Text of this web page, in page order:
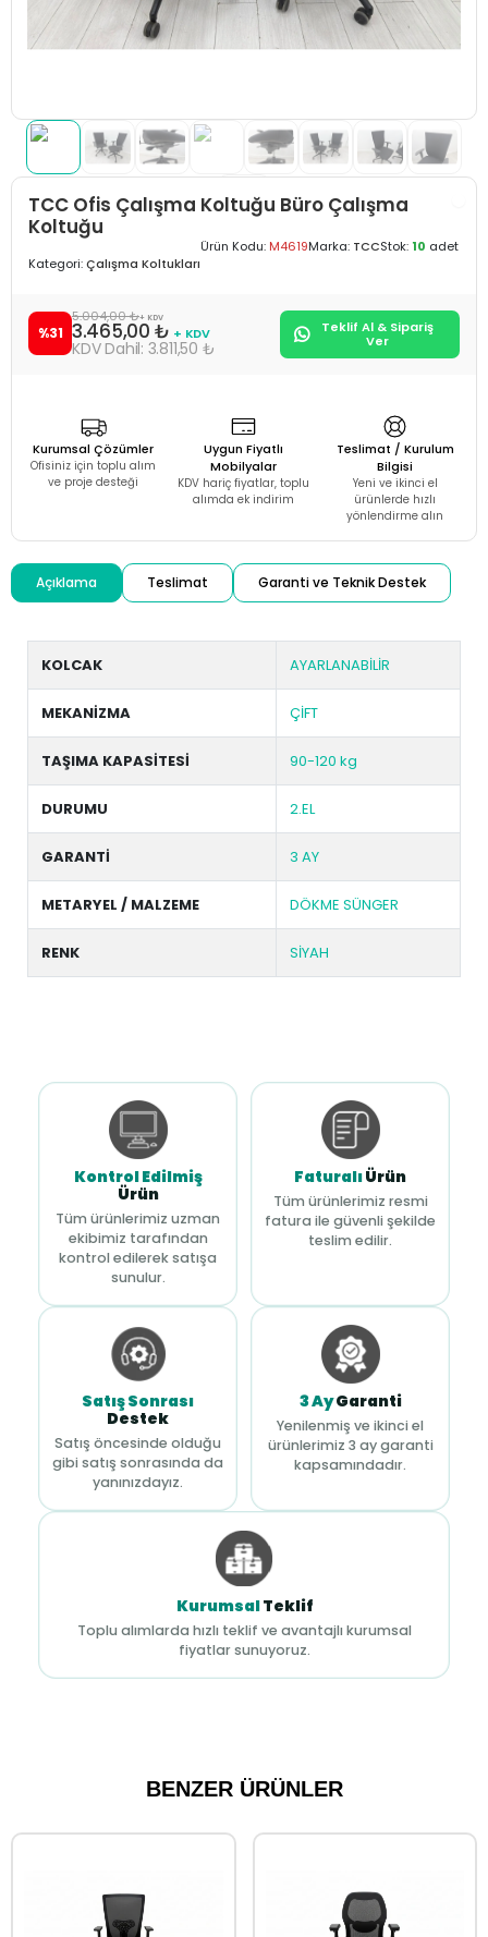
TCC Ofis Çalışma Koltuğu Büro Çalışma
Koltuğu
Kategori:Çalışma Koltukları
Ürün Kodu: M4619Marka: TCCStok: 10 adet
%31
5.004,00 ₺+ KDV
3.465,00 ₺ + KDV
3.811,50 ₺
Teklif Al & Sipariş
Ver
Kurumsal Çözümler
Ofisiniz için toplu alım
ve proje desteği
Uygun Fiyatlı
Mobilyalar
KDV hariç fiyatlar, toplu
alımda ek indirim
Teslimat / Kurulum
Bilgisi
Yeni ve ikinci el
ürünlerde hızlı
yönlendirme alın
Açıklama Teslimat Garanti ve Teknik Destek
KOLCAK AYARLANABİLİR
MEKANİZMA ÇİFT
TAŞIMA KAPASİTESİ 90-120 kg
DURUMU 2.EL
GARANTİ 3 AY
METARYEL / MALZEME DÖKME SÜNGER
RENK SİYAH
Kontrol Edilmiş
Ürün
Tüm ürünlerimiz uzman
ekibimiz tarafından
kontrol edilerek satışa
sunulur.
FaturalıÜrün
Tüm ürünlerimiz resmi
fatura ile güvenli şekilde
teslim edilir.
Satış Sonrası
Destek
Satış öncesinde olduğu
gibi satış sonrasında da
yanınızdayız.
3 AyGaranti
Yenilenmiş ve ikinci el
ürünlerimiz 3 ay garanti
kapsamındadır.
KurumsalTeklif
Toplu alımlarda hızlı teklif ve avantajlı kurumsal
fiyatlar sunuyoruz.
BENZER ÜRÜNLER